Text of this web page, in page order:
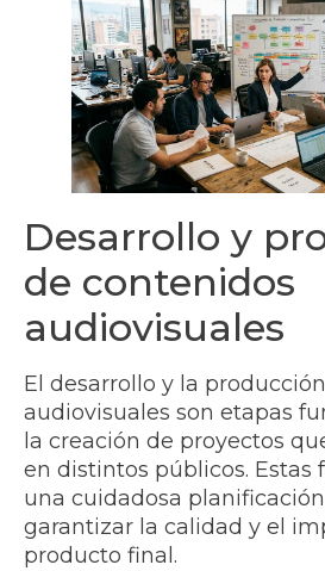
Desarrollo y
de contenidos
audiovisuales
El desarrollo y la
audiovisuales son etapas
la creación de proyectos
en distintos públicos. Estas
una cuidadosa
garantizar la calidad y el
producto final.